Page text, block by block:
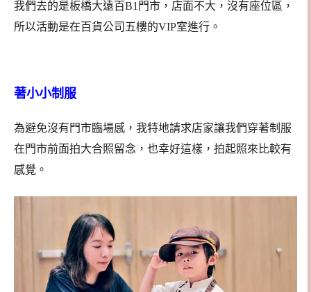
我們去的是板橋大遠百B1門市，店面不大，沒有座位區，
所以活動是在百貨公司五樓的VIP室進行。
著小小制服
為避免沒有門市臨場感，我特地請求店家讓我們穿著制服
在門市前面拍大合照留念，也幸好這樣，拍起照來比較有
感覺。